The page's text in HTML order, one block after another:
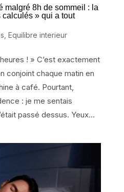
malgré 8h de sommeil : la
» qui a tout
Equilibre interieur
! » C’est exactement
conjoint chaque matin en
à café. Pourtant,
: je me sentais
passé dessus. Yeux...